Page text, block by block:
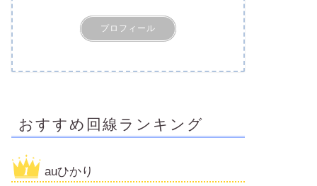
プロフィール
おすすめ回線ランキング
auひかり